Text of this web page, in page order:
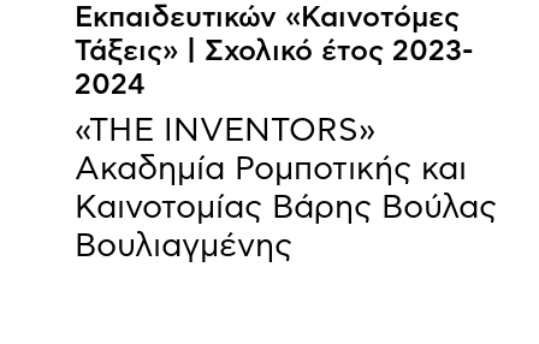
Εκπαιδευτικών «Καινοτόμες
Τάξεις» | Σχολικό έτος 2023-
2024
«THE INVENTORS»
Ακαδημία Ρομποτικής και
Καινοτομίας Βάρης Βούλας
Βουλιαγμένης